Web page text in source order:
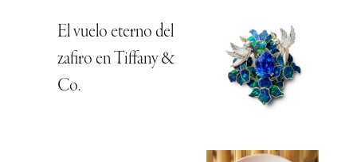
El vuelo eterno del
zafiro en Tiffany &
Co.